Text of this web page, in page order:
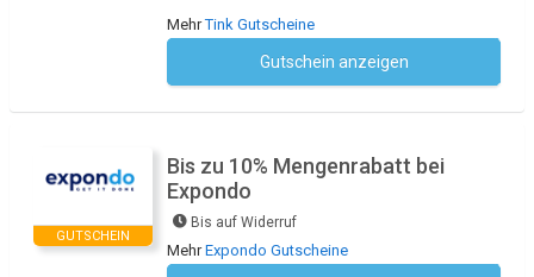
MehrTink Gutscheine
Gutschein anzeigen
GUTSCHEIN
Bis zu 10% Mengenrabatt bei
Expondo
Bis auf Widerruf
MehrExpondo Gutscheine